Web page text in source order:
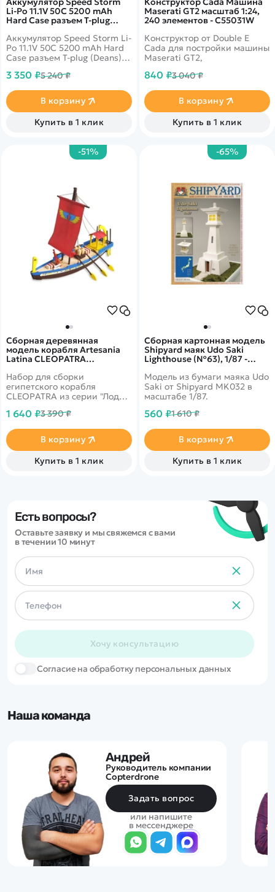
Li-Po 11.1V 50C 5200 mAh
Hard Case разъем T-plug
Аккумулятор Speed Storm Li-
Po 11.1V 50C 5200 mAh Hard
Case разъем T-plug (Deans) -
полимерный аккумулятор от
Данный аккумулятор
выполнен в корпусе
Hardcase.
3 350 ₽5 240 ₽
В корзину
Купить в 1 клик
Maserati GT2 масштаб 1:24,
240 элементов - C55031W
Конструктор от Double E
Cada для постройки машины
Maserati GT2,
840 ₽3 040 ₽
В корзину
Купить в 1 клик
-51%
Сборная деревянная
модель корабля Artesania
Latina CLEOPATRA
Набор для сборки
египетского корабля
CLEOPATRA из серии "Лодки
1 640 ₽3 390 ₽
В корзину
Купить в 1 клик
-65%
Сборная картонная модель
Shipyard маяк Udo Saki
Lighthouse (№63), 1/87 -
Модель из бумаги маяка Udo
Saki от Shipyard MK032 в
масштабе 1/87.
560 ₽1 610 ₽
В корзину
Купить в 1 клик
Есть вопросы?
Оставьте заявку и мы свяжемся с вами
в течении 10 минут
Хочу консультацию
Cогласие на обработку персональных данных
Наша команда
Андрей
Руководитель компании
Copterdrone
Задать вопрос
или напишите
в мессенджере